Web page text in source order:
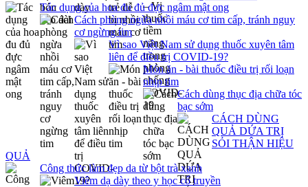
Tác dụng của hoa đu đủ đực ngâm mật ong
Cách phòng ngừa nhồi máu cơ tim cấp, tránh nguy
cơ ngừng tim
Vì sao Việt Nam sử dụng thuốc xuyên tâm
liên để điều trị COVID-19?
Món ăn - bài thuốc điều trị rối loạn
nhịp tim
Cách dùng thục địa chữa tóc
bạc sớm
CÁCH DÙNG
QUẢ DỨA TRỊ
SỎI THẬN HIỆU
QUẢ
Công thức làm đẹp da từ bột trà xanh
Viêm dạ dày theo y học cổ truyền